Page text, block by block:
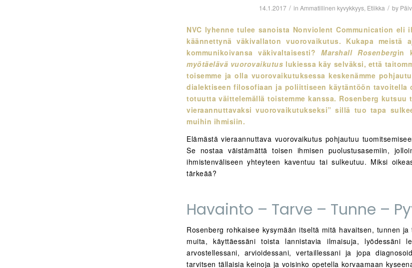
14.1.2017 / in Ammatillinen kyvykkyys, Etiikka / by
NVC lyhenne tulee sanoista Nonviolent Communication eli
käännettynä väkivallaton vuorovaikutus. Kukapa meistä
kommunikoivansa väkivaltaisesti?Marshall Rosenbergin
myötäelävä vuorovaikutus lukiessa käy selväksi, että
toisemme ja olla vuorovaikutuksessa keskenämme
dialektiseen filosofiaan ja poliittiseen käytäntöön tavoitella
totuutta väittelemällä toistemme kanssa. Rosenberg kutsuu
vieraannuttavaksi vuorovaikutukseksi” sillä tuo tapa
muihin ihmisiin.
Elämästä vieraannuttava vuorovaikutus pohjautuu
Se nostaa väistämättä toisen ihmisen puolustusasemiin,
ihmistenväliseen yhteyteen kaventuu tai sulkeutuu. Miksi
tärkeää?
Havainto – Tarve – Tunne –
Rosenberg rohkaisee kysymään itseltä mitä havaitsen, tunnen
muita, käyttäessäni toista lannistavia ilmaisuja, lyödessäni
arvostellessani, arvioidessani, vertaillessani ja jopa
tarvitsen tällaisia keinoja ja voisinko opetella korvaamaan